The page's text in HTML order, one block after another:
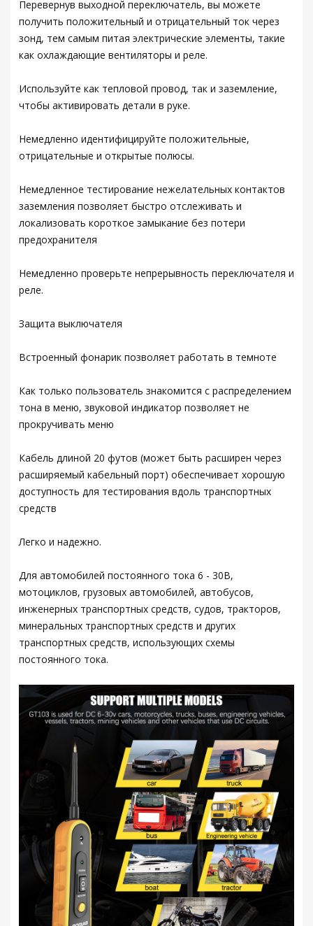
Перевернув выходной переключатель, вы можете
получить положительный и отрицательный ток через
зонд, тем самым питая электрические элементы, такие
как охлаждающие вентиляторы и реле.
Используйте как тепловой провод, так и заземление,
чтобы активировать детали в руке.
Немедленно идентифицируйте положительные,
отрицательные и открытые полюсы.
Немедленное тестирование нежелательных контактов
заземления позволяет быстро отслеживать и
локализовать короткое замыкание без потери
предохранителя
Немедленно проверьте непрерывность переключателя и
реле.
Защита выключателя
Встроенный фонарик позволяет работать в темноте
Как только пользователь знакомится с распределением
тона в меню, звуковой индикатор позволяет не
прокручивать меню
Кабель длиной 20 футов (может быть расширен через
расширяемый кабельный порт) обеспечивает хорошую
доступность для тестирования вдоль транспортных
средств
Легко и надежно.
Для автомобилей постоянного тока 6 - 30В,
мотоциклов, грузовых автомобилей, автобусов,
инженерных транспортных средств, судов, тракторов,
минеральных транспортных средств и других
транспортных средств, использующих схемы
постоянного тока.